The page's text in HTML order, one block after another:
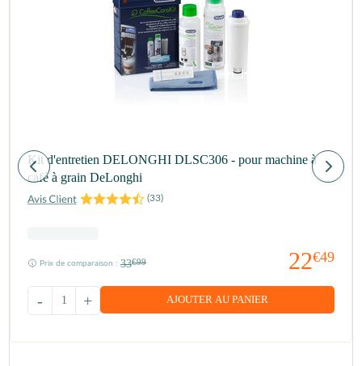
Kit d'entretien DELONGHI DLSC306 - pour machine à
café à grain DeLonghi
(33)
22€49
Prix de comparaison : 33€99
+
- AJOUTER AU PANIER